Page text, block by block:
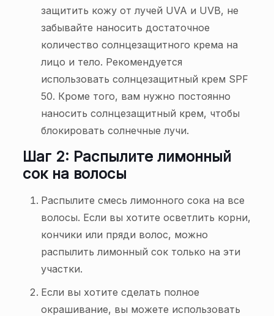
защитить кожу от лучей UVA и UVB, не
забывайте наносить достаточное
количество солнцезащитного крема на
лицо и тело. Рекомендуется
использовать солнцезащитный крем SPF
50. Кроме того, вам нужно постоянно
наносить солнцезащитный крем, чтобы
блокировать солнечные лучи.
Шаг 2: Распылите лимонный
сок на волосы
Распылите смесь лимонного сока на все
волосы. Если вы хотите осветлить корни,
кончики или пряди волос, можно
распылить лимонный сок только на эти
участки.
Если вы хотите сделать полное
окрашивание, вы можете использовать